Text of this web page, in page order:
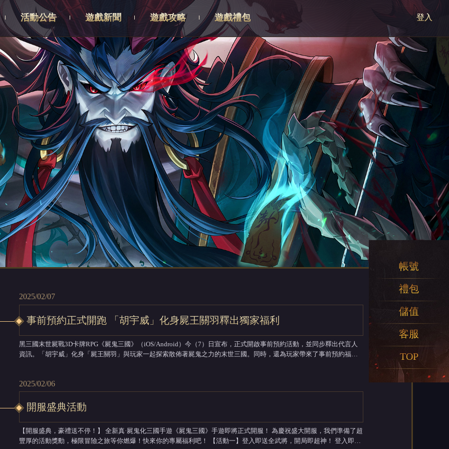
活動公告 遊戲新聞 遊戲攻略 遊戲禮包 登入
2025/02/07
事前預約正式開跑 「胡宇威」化身屍王關羽釋出獨家福利
黑三國末世屍戰3D卡牌RPG《屍鬼三國》（iOS/Android）今（7）日宣布，正式開啟事前預約活動，並同步釋出代言人
資訊。「胡宇威」化身「屍王關羽」與玩家一起探索散佈著屍鬼之力的末世三國。同時，還為玩家帶來了事前預約福利
2025/02/06
開服盛典活動
【開服盛典，豪禮送不停！】 全新真·屍鬼化三國手遊《屍鬼三國》手遊即將正式開服！ 為慶祝盛大開服，我們準備了超
豐厚的活動獎勳，極限冒險之旅等你燃爆！快來你的專屬福利吧！ 【活動一】登入即送全武將，開局即超神！ 登入即送
帳號
禮包
儲值
客服
TOP